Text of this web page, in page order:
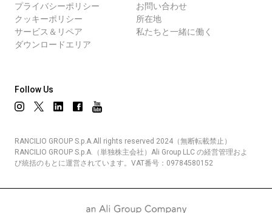
プライバシーポリシー
クッキーポリシー
サービス＆リペア
ダウンロードエリア
お問い合わせ
所在地
私たちと一緒に働く
Follow Us
RANCILIO GROUP S.p.A.All rights reserved 2024（無断転載禁止）
RANCILIO GROUP S.p.A.（単独株主会社）Ali Group LLC の経営管理およ
び統括のもとに運営されています。VAT番号：09784580152